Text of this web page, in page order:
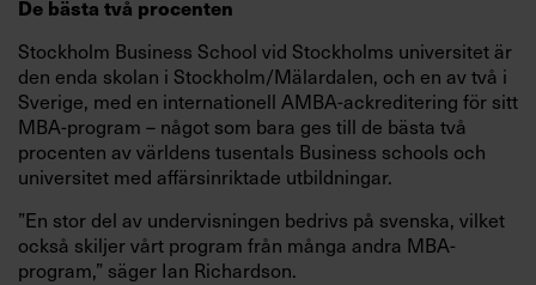
De bästa två procenten
Stockholm Business School vid Stockholms universitet är
den enda skolan i Stockholm/Mälardalen, och en av två i
Sverige, med en internationell AMBA-ackreditering för sitt
MBA-program – något som bara ges till de bästa två
procenten av världens tusentals Business schools och
universitet med affärsinriktade utbildningar.
”En stor del av undervisningen bedrivs på svenska, vilket
också skiljer vårt program från många andra MBA-
program,” säger Ian Richardson.